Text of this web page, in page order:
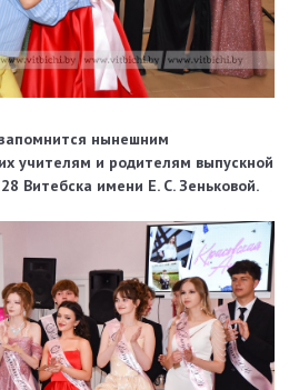
нынешним
учителям и родителям выпускной
Витебска имени Е. С. Зеньковой.